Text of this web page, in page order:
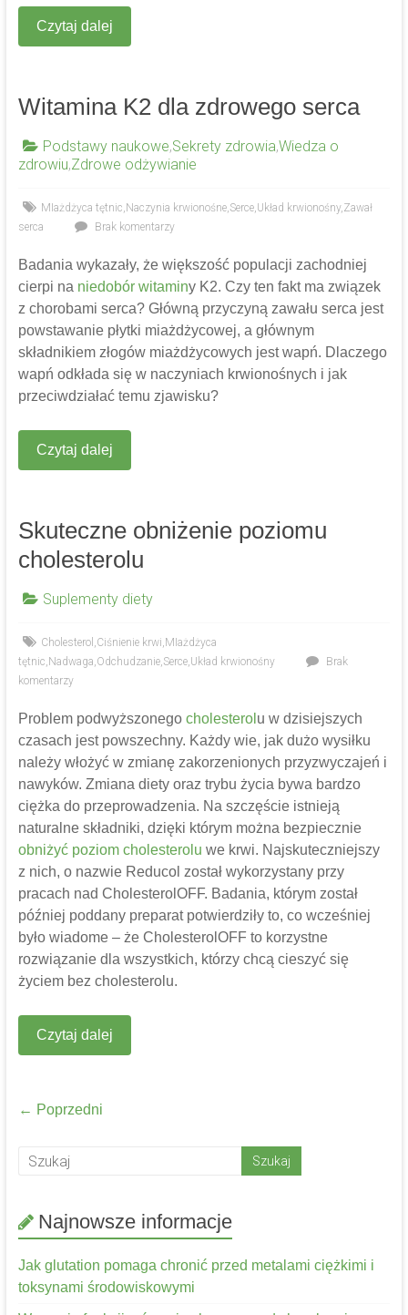
Czytaj dalej
Witamina K2 dla zdrowego serca
Podstawy naukowe,Sekrety zdrowia,Wiedza o
zdrowiu,Zdrowe odżywianie
MIażdżyca tętnic, Naczynia krwionośne,Serce,Układ krwionośny,Zawał
serca
Brak komentarzy
Badania wykazały, że większość populacji zachodniej
cierpi na niedobór witaminy K2. Czy ten fakt ma związek
z chorobami serca? Główną przyczyną zawału serca jest
powstawanie płytki miażdżycowej, a głównym
składnikiem złogów miażdżycowych jest wapń. Dlaczego
wapń odkłada się w naczyniach krwionośnych i jak
przeciwdziałać temu zjawisku?
Czytaj dalej
Skuteczne obniżenie poziomu
cholesterolu
Suplementy diety
Cholesterol ,Ciśnienie krwi, MIażdżyca
tętnic, Nadwaga,Odchudzanie,Serce,Układ krwionośny
Brak
komentarzy
Problem podwyższonego cholesterol u w dzisiejszych
czasach jest powszechny. Każdy wie, jak dużo wysiłku
należy włożyć w zmianę zakorzenionych przyzwyczajeń i
nawyków. Zmiana diety oraz trybu życia bywa bardzo
ciężka do przeprowadzenia. Na szczęście istnieją
naturalne składniki, dzięki którym można bezpiecznie
obniżyć poziom cholesterolu we krwi. Najskuteczniejszy
z nich, o nazwie Reducol został wykorzystany przy
pracach nad CholesterolOFF. Badania, którym został
później poddany preparat potwierdziły to, co wcześniej
było wiadome – że CholesterolOFF to korzystne
rozwiązanie dla wszystkich, którzy chcą cieszyć się
życiem bez cholesterolu.
Czytaj dalej
← Poprzedni
Najnowsze informacje
Jak glutation pomaga chronić przed metalami ciężkimi i
toksynami środowiskowymi